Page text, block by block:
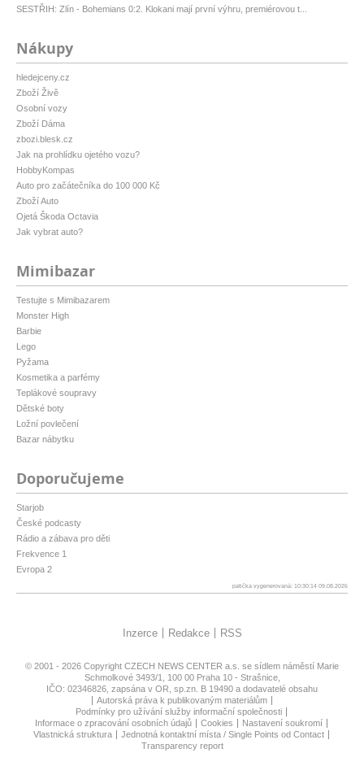
SESTŘIH: Zlín - Bohemians 0:2. Klokani mají první výhru, premiérovou t...
Nákupy
hledejceny.cz
Zboží Živě
Osobní vozy
Zboží Dáma
zbozi.blesk.cz
Jak na prohlídku ojetého vozu?
HobbyKompas
Auto pro začátečníka do 100 000 Kč
Zboží Auto
Ojetá Škoda Octavia
Jak vybrat auto?
Mimibazar
Testujte s Mimibazarem
Monster High
Barbie
Lego
Pyžama
Kosmetika a parfémy
Teplákové soupravy
Dětské boty
Ložní povlečení
Bazar nábytku
Doporučujeme
Starjob
České podcasty
Rádio a zábava pro děti
Frekvence 1
Evropa 2
patička vygenerovaná: 10:30:14 09.08.2026
Inzerce Redakce RSS
© 2001 - 2026 Copyright CZECH NEWS CENTER a.s. se sídlem náměstí Marie
Schmolkové 3493/1, 100 00 Praha 10 - Strašnice,
IČO: 02346826, zapsána v OR, sp.zn. B 19490 a dodavatelé obsahu
Autorská práva k publikovaným materiálům
Podmínky pro užívání služby informační společnosti
Informace o zpracování osobních údajů
Cookies
Nastavení soukromí
Vlastnická struktura
Jednotná kontaktní místa / Single Points od Contact
Transparency report